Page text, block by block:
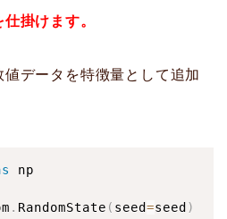
掛けます。
データを特徴量として追加
np
. RandomState ( seed=seed)